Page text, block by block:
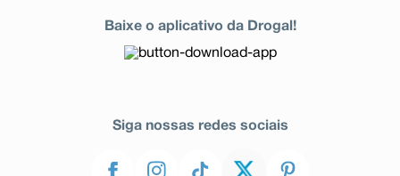
Baixe o aplicativo da Drogal!
Siga nossas redes sociais